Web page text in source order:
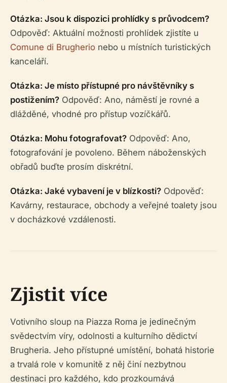
Otázka: Jsou k dispozici prohlídky s průvodcem?
Odpověď: Aktuální možnosti prohlídek zjistíte u
Comune di Brugherio nebo u místních turistických
kanceláří.
Otázka: Je místo přístupné pro návštěvníky s
postižením? Odpověď: Ano, náměstí je rovné a
dlážděné, vhodné pro přístup vozíčkářů.
Otázka: Mohu fotografovat? Odpověď: Ano,
fotografování je povoleno. Během náboženských
obřadů buďte prosím diskrétní.
Otázka: Jaké vybavení je v blízkosti? Odpověď:
Kavárny, restaurace, obchody a veřejné toalety jsou
v docházkové vzdálenosti.
Zjistit více
Votivního sloup na Piazza Roma je jedinečným
svědectvím víry, odolnosti a kulturního dědictví
Brugheria. Jeho přístupné umístění, bohatá historie
a trvalá role v komunitě z něj činí nezbytnou
destinaci pro každého, kdo prozkoumává